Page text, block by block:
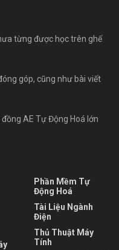
từng được học trên ghế
góp, cũng như bài viết
AE Tự Động Hoá lớn
Phần Mềm Tự
Động Hoá
Tài Liệu Ngành
Điện
Thủ Thuật Máy
Tính